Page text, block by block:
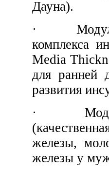
Дауна).
· Модуль
комплекса
Media
для ранней
развития
· Модуль
железы,
железы у